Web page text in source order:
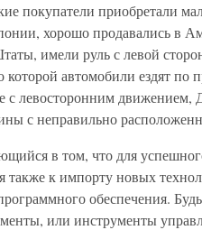
покупатели приобретали
хорошо продавались в
имели руль с левой
которой автомобили ездят
с левосторонним движением,
с неправильно
в том, что для
также к импорту новых
обеспечения.
или инструменты